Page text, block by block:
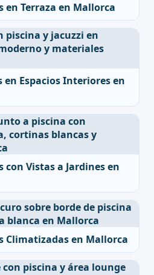
en Terraza en Mallorca
en Espacios Interiores en
con Vistas a Jardines en
Climatizadas en Mallorca